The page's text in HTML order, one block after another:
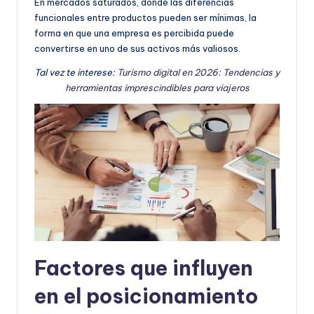
funcionales entre productos pueden ser mínimas, la
forma en que una empresa es percibida puede
convertirse en uno de sus activos más valiosos.
Tal vez te interese: Turismo digital en 2026: Tendencias y
herramientas imprescindibles para viajeros
Factores que influyen
en el posicionamiento